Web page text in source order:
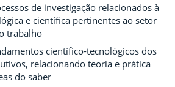
de investigação relacionados à
e científica pertinentes ao setor
trabalho
científico-tecnológicos dos
relacionando teoria e prática
do saber